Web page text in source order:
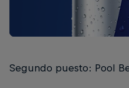
Segundo puesto: Pool